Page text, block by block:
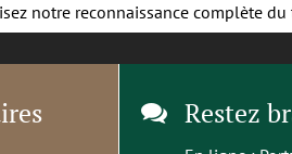
notre reconnaissance complète
Restez